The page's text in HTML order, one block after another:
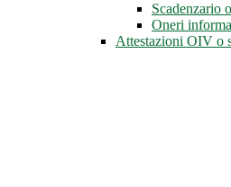
Scadenzario
Oneri
Attestazioni OIV o